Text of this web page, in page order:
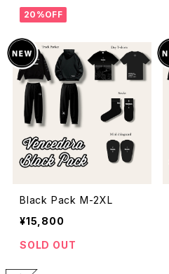
20%OFF
Black Pack M-2XL
¥15,800
SOLD OUT